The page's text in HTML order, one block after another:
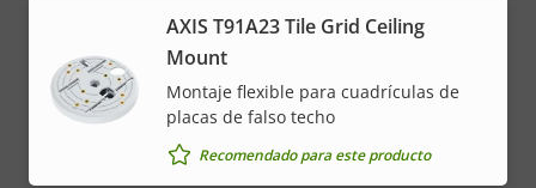
AXIS T91A23 Tile Grid Ceiling
Mount
Montaje flexible para cuadrículas de
placas de falso techo
Recomendado para este producto